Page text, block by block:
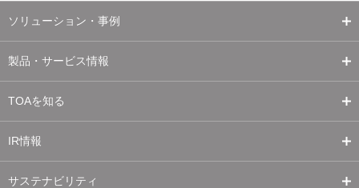
ソリューション・事例
製品・サービス情報
TOAを知る
IR情報
サステナビリティ